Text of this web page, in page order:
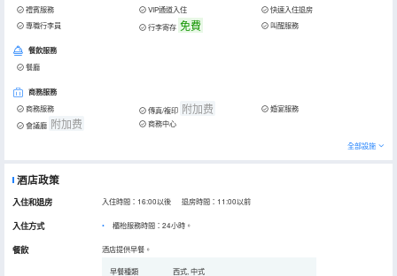
禮賓服務 VIP通道入住
快速入住退房
專職行李員
行李寄存 免費 叫醒服務
餐飲服務
餐廳
商務服務
商務服務 傳真/複印 附加费
婚宴服務
會議廳 附加费 商務中心
全部設施
酒店政策
入住和退房 入住時間：16:00以後 退房時間：11:00以前
入住方式 櫃枱服務時間：24小時。
餐飲 酒店提供早餐。
早餐種類
西式, 中式